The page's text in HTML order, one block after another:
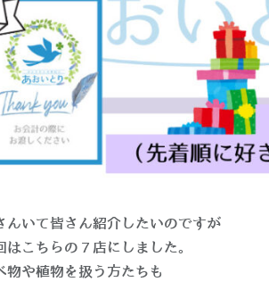
いて皆さん紹介したいのですが
こちらの７店にしました。
や植物を扱う方たちも